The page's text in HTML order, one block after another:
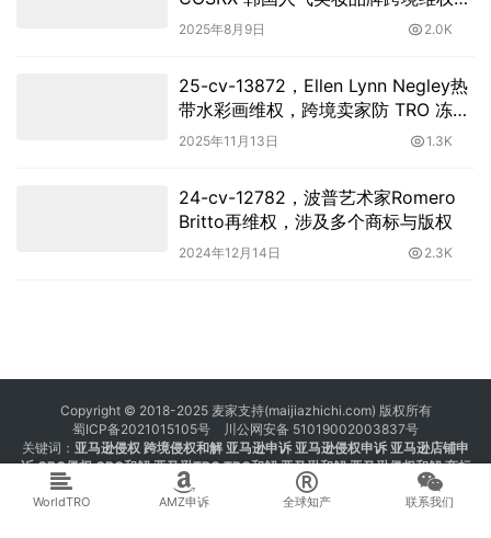
警惕被冻结！
2025年8月9日 2.0K
25-cv-13872，Ellen Lynn Negley热
带水彩画维权，跨境卖家防 TRO 冻结
刻不容缓！
2025年11月13日 1.3K
24-cv-12782，波普艺术家Romero
Britto再维权，涉及多个商标与版权
2024年12月14日 2.3K
Copyright © 2018-2025 麦家支持(maijiazhichi.com) 版权所有
蜀ICP备2021015105号
川公网安备 51019002003837号
关键词： 亚马逊侵权 跨境侵权和解 亚马逊申诉 亚马逊侵权申诉 亚马逊店铺申
诉 GBC侵权 GBC和解 亚马逊TRO TRO和解 亚马逊和解 亚马逊侵权和解商标
注册 专利注册 版权注册
WorldTRO AMZ申诉 全球知产 联系我们